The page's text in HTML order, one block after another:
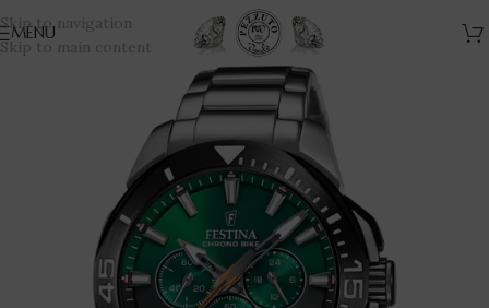
Skip to navigation
Skip to main content
MENU